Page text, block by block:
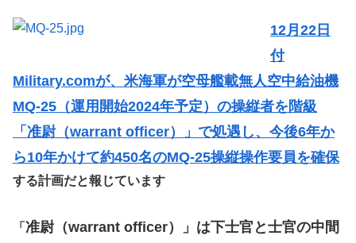
12月22日
付
Military.comが、米海軍が空母艦載無人空中給油機
MQ-25（運用開始2024年予定）の操縦者を階級
「准尉（warrant officer）」で処遇し、今後6年か
ら10年かけて約450名のMQ-25操縦操作要員を確保
する計画だと報じています
「 准尉（warrant officer）」は下士官と士官の中間